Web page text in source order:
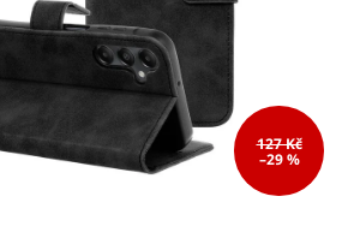
127 Kč
–29 %